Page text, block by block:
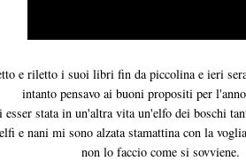
e riletto i suoi libri fin da piccolina e ieri
intanto pensavo ai buoni propositi per
stata in un'altra vita un'elfo dei boschi
e nani mi sono alzata stamattina con la
non lo faccio come si sovviene.